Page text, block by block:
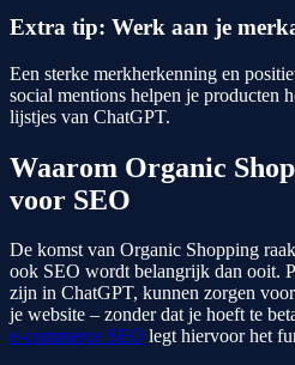
Extra tip: Werk aan je
Een sterke merkherkenning en
social mentions helpen je producten
lijstjes van ChatGPT.
Waarom Organic
voor SEO
De komst van Organic Shopping
ook SEO wordt belangrijk dan ooit.
zijn in ChatGPT, kunnen zorgen
je website – zonder dat je hoeft te
e-commerce SEO legt hiervoor het